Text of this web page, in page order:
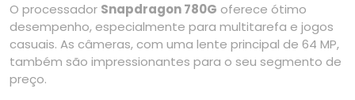
O processador Snapdragon 780G oferece ótimo
desempenho, especialmente para multitarefa e jogos
casuais. As câmeras, com uma lente principal de 64 MP,
também são impressionantes para o seu segmento de
preço.